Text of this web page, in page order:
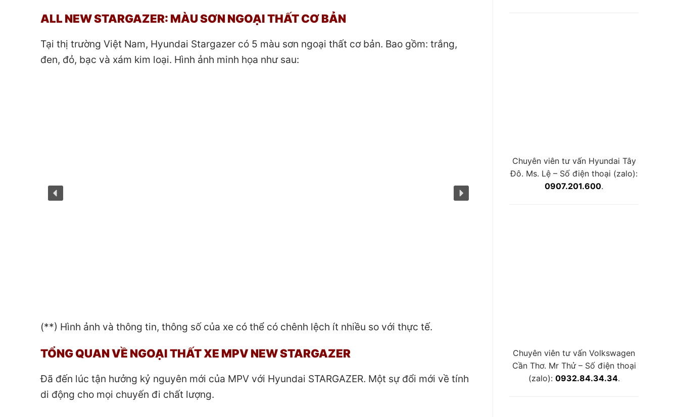
ALL NEWSTARGAZER: MÀU SƠN NGOẠI THẤT CƠ BẢN
Tại thị trường Việt Nam, Hyundai Stargazer có 5 màu sơn ngoại thất cơ bản. Bao gồm: trắng,
đen, đỏ, bạc và xám kim loại. Hình ảnh minh họa như sau:
(**) Hình ảnh và thông tin, thông số của xe có thể có chênh lệch ít nhiều so với thực tế.
TỔNG QUAN VỀ NGOẠI THẤT XE MPV NEWSTARGAZER
Đã đến lúc tận hưởng kỷ nguyên mới của MPV với Hyundai STARGAZER. Một sự đổi mới về tính
di động cho mọi chuyến đi chất lượng.
Chuyên viên tư vấn Hyundai Tây
Đô. Ms. Lệ – Số điện thoại (zalo):
0907.201.600.
Chuyên viên tư vấn Volkswagen
Cần Thơ. Mr Thử – Số điện thoại
(zalo): 0932.84.34.34.